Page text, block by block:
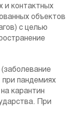
и контактных
объектов
с целью
пандемиях
карантин
При